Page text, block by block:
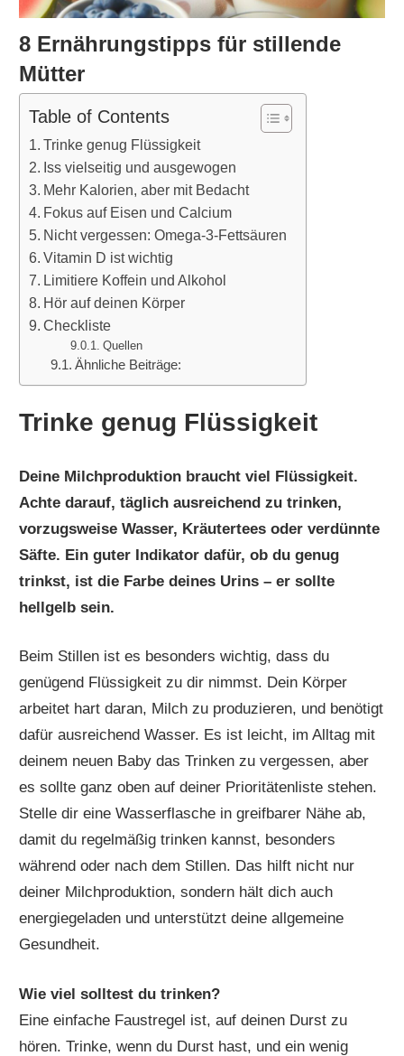
8 Ernährungstipps für stillende
Mütter
Table of Contents
Trinke genug Flüssigkeit
Iss vielseitig und ausgewogen
Mehr Kalorien, aber mit Bedacht
Fokus auf Eisen und Calcium
Nicht vergessen: Omega-3-Fettsäuren
Vitamin D ist wichtig
Limitiere Koffein und Alkohol
Hör auf deinen Körper
Checkliste
Quellen
Ähnliche Beiträge:
Trinke genug Flüssigkeit
Deine Milchproduktion braucht viel Flüssigkeit.
Achte darauf, täglich ausreichend zu trinken,
vorzugsweise Wasser, Kräutertees oder verdünnte
Säfte. Ein guter Indikator dafür, ob du genug
trinkst, ist die Farbe deines Urins – er sollte
hellgelb sein.
Beim Stillen ist es besonders wichtig, dass du
genügend Flüssigkeit zu dir nimmst. Dein Körper
arbeitet hart daran, Milch zu produzieren, und benötigt
dafür ausreichend Wasser. Es ist leicht, im Alltag mit
deinem neuen Baby das Trinken zu vergessen, aber
es sollte ganz oben auf deiner Prioritätenliste stehen.
Stelle dir eine Wasserflasche in greifbarer Nähe ab,
damit du regelmäßig trinken kannst, besonders
während oder nach dem Stillen. Das hilft nicht nur
deiner Milchproduktion, sondern hält dich auch
energiegeladen und unterstützt deine allgemeine
Gesundheit.
Wie viel solltest du trinken?
Eine einfache Faustregel ist, auf deinen Durst zu
hören. Trinke, wenn du Durst hast, und ein wenig